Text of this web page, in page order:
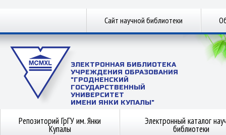
Сайт научной библиотеки
ЭЛЕКТРОННАЯ БИБЛИОТЕКА
УЧРЕЖДЕНИЯ ОБРАЗОВАНИЯ
"ГРОДНЕНСКИЙ
ГОСУДАРСТВЕННЫЙ
УНИВЕРСИТЕТ
ИМЕНИ ЯНКИ КУПАЛЫ"
Репозиторий ГрГУ им. Янки
Купалы
Электронный каталог
библиотеки